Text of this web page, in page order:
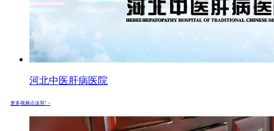
河北中医肝病医院
更多视频点这里! >